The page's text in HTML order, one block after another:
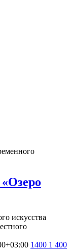
искусства
1400 1 400